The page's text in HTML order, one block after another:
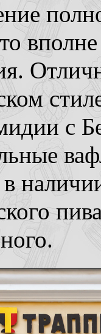
с
в